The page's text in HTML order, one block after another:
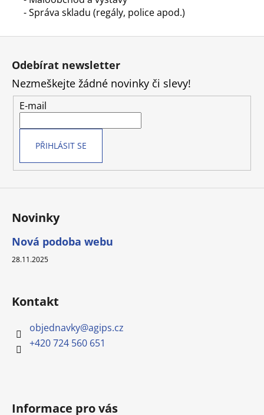
- Správa skladu (regály, police apod.)
Z
Odebírat newsletter
Nezmeškejte žádné novinky či slevy!
E-mail
PŘIHLÁSIT SE
Novinky
Nová podoba webu
28.11.2025
Kontakt
objednavky@agips.cz
+420 724 560 651
Informace pro vás